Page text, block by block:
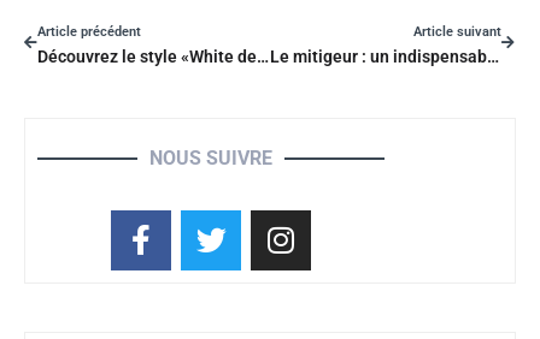
Article précédent
Découvrez le style «White design» pour votre intérieur!
Article suivant
Le mitigeur : un indispensable de votre robinetterie
NOUS SUIVRE